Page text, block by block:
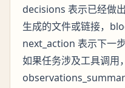
decisions 表示已经做
生成的文件或链接，
next_action 表示下一步
如果任务涉及工具调用